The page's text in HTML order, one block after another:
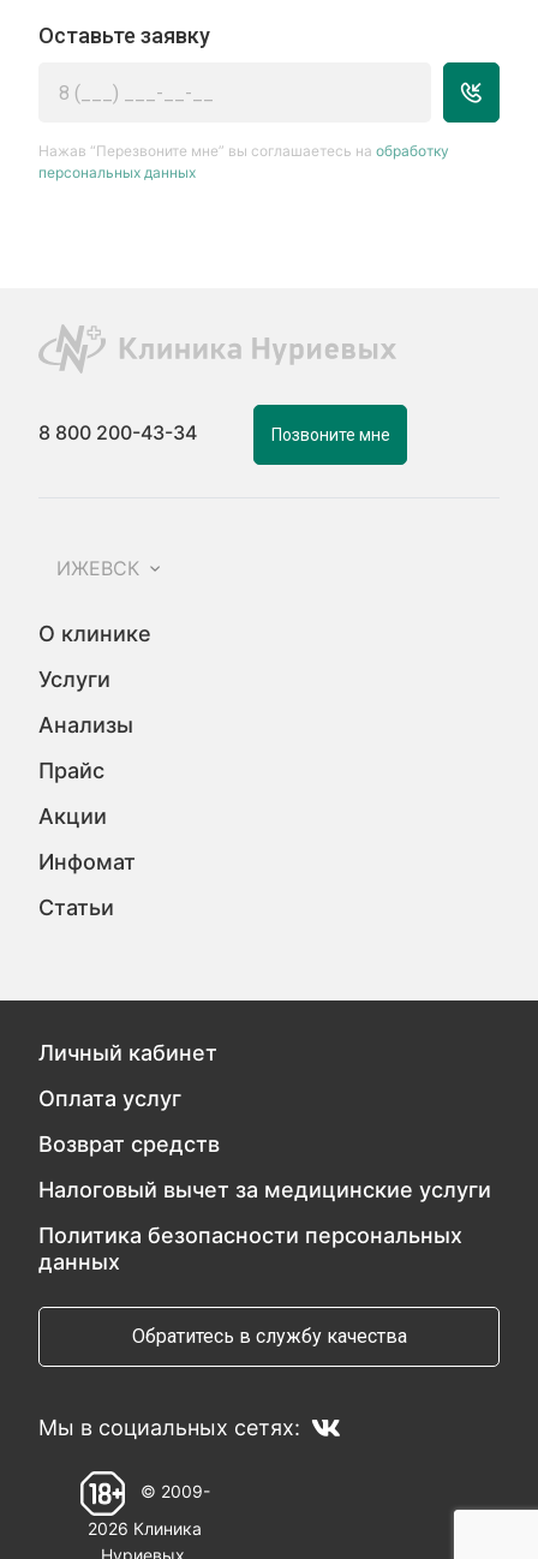
Оставьте заявку
Нажав “Перезвоните мне” вы соглашаетесь наобработку
персональных данных
8 800 200-43-34 Позвоните мне
ИЖЕВСК
О клинике
Услуги
Анализы
Прайс
Акции
Инфомат
Статьи
Личный кабинет
Оплата услуг
Возврат средств
Налоговый вычет за медицинские услуги
Политика безопасности персональных
данных
Обратитесь в службу качества
Мы в социальных сетях:
© 2009-
2026 Клиника
Нуриевых.